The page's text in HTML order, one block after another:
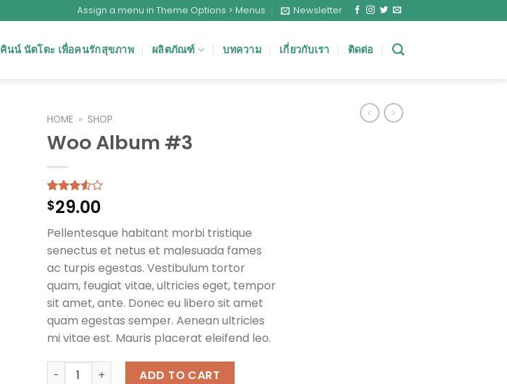
Assign a menu in Theme Options > Menus Newsletter
คินน์ นัตโตะ เพื่อคนรักสุขภาพ ผลิตภัณฑ์ บทความ เกี่ยวกับเรา ติดต่อ
HOME » SHOP
Woo Album #3
Rated
3.50out
based
on
2
customer
ratings
$29.00
Pellentesque habitant morbi tristique
senectus et netus et malesuada fames
ac turpis egestas. Vestibulum tortor
quam, feugiat vitae, ultricies eget, tempor
sit amet, ante. Donec eu libero sit amet
quam egestas semper. Aenean ultricies
mi vitae est. Mauris placerat eleifend leo.
Woo Album #3 quantityADD TO CART